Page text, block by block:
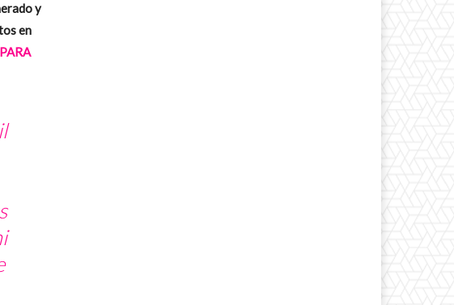
y
en